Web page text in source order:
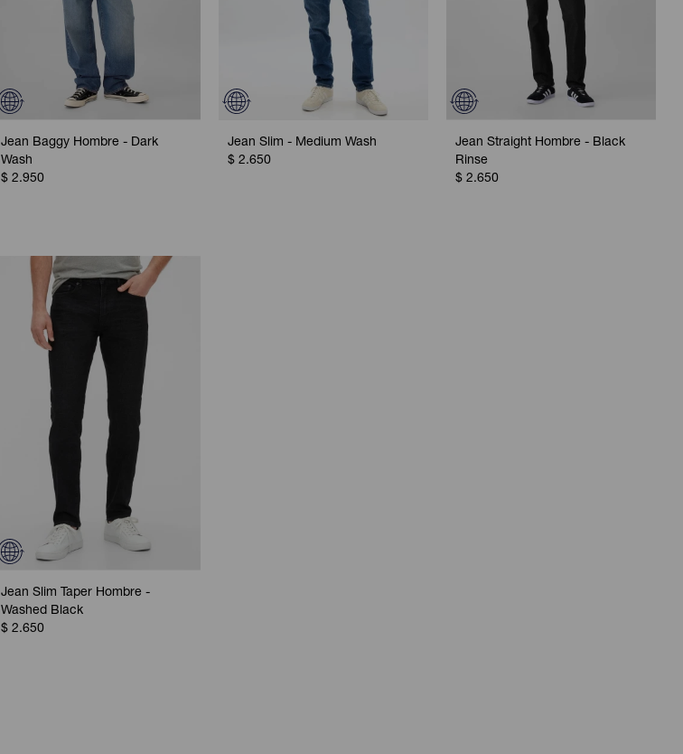
Jean Baggy Hombre - Dark
Wash
$ 2.950
Jean Slim - Medium Wash
$ 2.650
Jean Straight Hombre - Black
Rinse
$ 2.650
Jean Slim Taper Hombre -
Washed Black
$ 2.650